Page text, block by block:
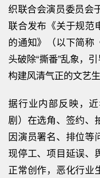
织联合会演员委员会
联合发布《关于规范
的通知》（以下简称
头破除“撕番”乱象，
构建风清气正的文艺生
据行业内部反映，
剧）在选角、签约、
因演员署名、排位等
现停工、项目延误、
正常创作，恶化行业